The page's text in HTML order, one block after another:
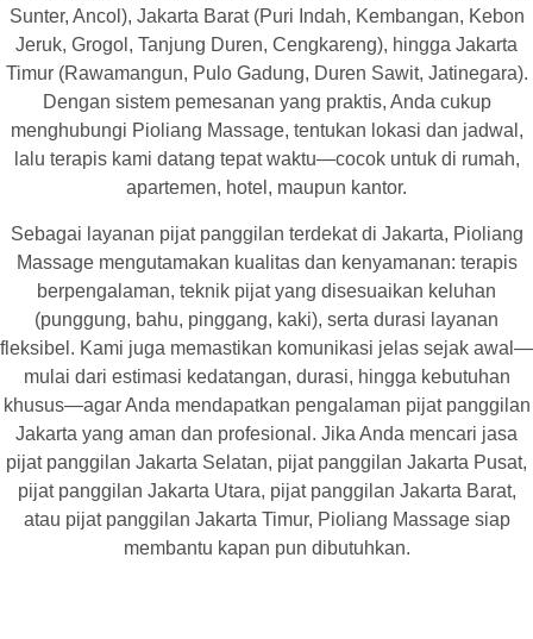
Sunter, Ancol), Jakarta Barat (Puri Indah, Kembangan, Kebon
Jeruk, Grogol, Tanjung Duren, Cengkareng), hingga Jakarta
Timur (Rawamangun, Pulo Gadung, Duren Sawit, Jatinegara).
Dengan sistem pemesanan yang praktis, Anda cukup
menghubungi Pioliang Massage, tentukan lokasi dan jadwal,
lalu terapis kami datang tepat waktu—cocok untuk di rumah,
apartemen, hotel, maupun kantor.
Sebagai layanan pijat panggilan terdekat di Jakarta, Pioliang
Massage mengutamakan kualitas dan kenyamanan: terapis
berpengalaman, teknik pijat yang disesuaikan keluhan
(punggung, bahu, pinggang, kaki), serta durasi layanan
fleksibel. Kami juga memastikan komunikasi jelas sejak awal—
mulai dari estimasi kedatangan, durasi, hingga kebutuhan
khusus—agar Anda mendapatkan pengalaman pijat panggilan
Jakarta yang aman dan profesional. Jika Anda mencari jasa
pijat panggilan Jakarta Selatan, pijat panggilan Jakarta Pusat,
pijat panggilan Jakarta Utara, pijat panggilan Jakarta Barat,
atau pijat panggilan Jakarta Timur, Pioliang Massage siap
membantu kapan pun dibutuhkan.